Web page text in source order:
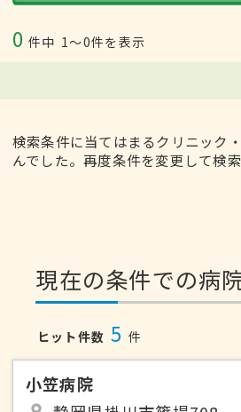
0 件中 1〜0件を表示
検索条件に当てはまるクリニック
んでした。再度条件を変更して検索
現在の条件での病
ヒット件数 5 件
小笠病院